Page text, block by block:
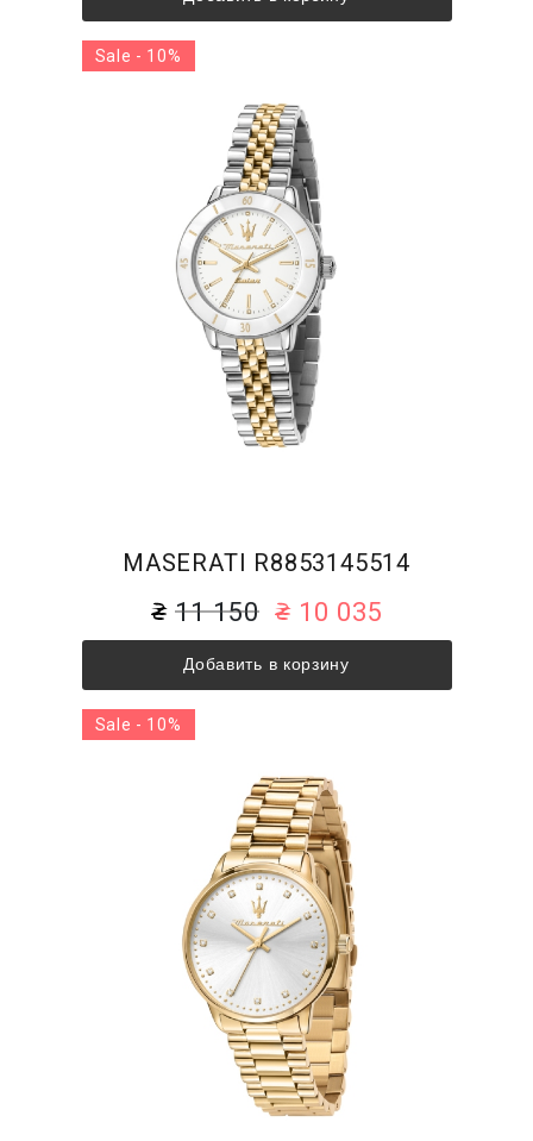
MASERATI R8853145514
11 150 10 035
Добавить в корзину
Sale - 10%
Sale - 10%